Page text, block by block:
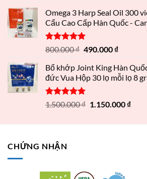
5 sao
Omega 3 Harp Seal Oil 300
Cẩu Cao Cấp Hàn Quốc -
Được xếp
5 sao
800.000₫ 490.000 ₫
Bổ khớp Joint King Hàn
đức Vua Hộp 30 lọ mỗi lọ 8
Được xếp
1.500.000₫ 1.150.000 ₫
CHỨNG NHẬN